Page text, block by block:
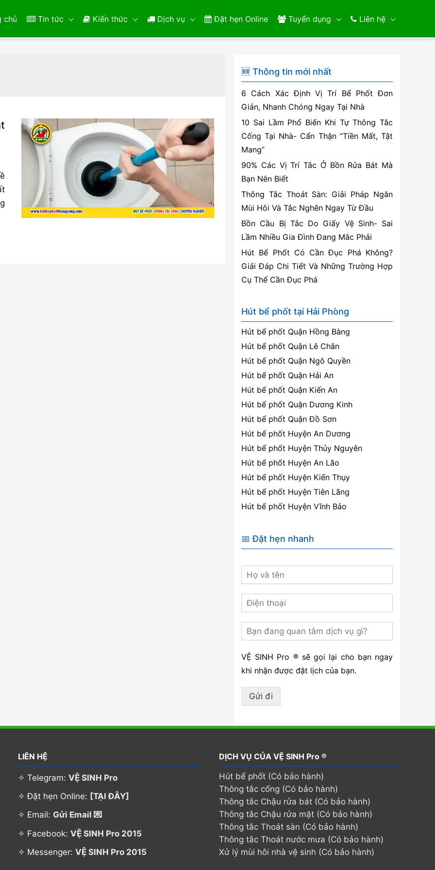
chủ Tin tức Kiến thức Dịch vụ Đặt hẹn Online Tuyển dụng Liên hệ
🆕 Thông tin mới nhất
6 Cách Xác Định Vị Trí Bể Phốt Đơn
Giản, Nhanh Chóng Ngay Tại Nhà
10 Sai Lầm Phổ Biến Khi Tự Thông Tắc
Cống Tại Nhà- Cẩn Thận “Tiền Mất, Tật
Mang”
90% Các Vị Trí Tắc Ở Bồn Rửa Bát Mà
Bạn Nên Biết
Thông Tắc Thoát Sàn: Giải Pháp Ngăn
Mùi Hôi Và Tắc Nghẽn Ngay Từ Đầu
Bồn Cầu Bị Tắc Do Giấy Vệ Sinh- Sai
Lầm Nhiều Gia Đình Đang Mắc Phải
Hút Bể Phốt Có Cần Đục Phá Không?
Giải Đáp Chi Tiết Và Những Trường Hợp
Cụ Thể Cần Đục Phá
Hút bể phốt tại Hải Phòng
Hút bể phốt Quận Hồng Bàng
Hút bể phốt Quận Lê Chân
Hút bể phốt Quận Ngô Quyền
Hút bể phốt Quận Hải An
Hút bể phốt Quận Kiến An
Hút bể phốt Quận Dương Kinh
Hút bể phốt Quận Đồ Sơn
Hút bể phốt Huyện An Dương
Hút bể phốt Huyện Thủy Nguyên
Hút bể phốt Huyện An Lão
Hút bể phốt Huyện Kiến Thụy
Hút bể phốt Huyện Tiên Lãng
Hút bể phốt Huyện Vĩnh Bảo
📅 Đặt hẹn nhanh
VỆ SINH Pro ® sẽ gọi lại cho bạn ngay
khi nhận được đặt lịch của bạn.
Gửi đi
LIÊN HỆ
✧ Telegram:VỆ SINH Pro
✧ Đặt hẹn Online: [TẠI ĐÂY]
✧ Email: Gửi Email 💌
✧ Facebook:VỆ SINH Pro 2015
✧ Messenger:VỆ SINH Pro 2015
DỊCH VỤ CỦA VỆ SINH Pro ®
Hút bể phốt (Có bảo hành)
Thông tắc cống (Có bảo hành)
Thông tắc Chậu rửa bát (Có bảo hành)
Thông tắc Chậu rửa mặt (Có bảo hành)
Thông tắc Thoát sàn (Có bảo hành)
Thông tắc Thoát nước mưa (Có bảo hành)
Xử lý mùi hôi nhà vệ sinh (Có bảo hành)